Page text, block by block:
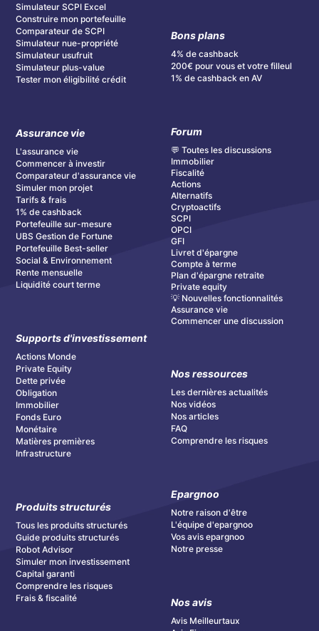
Simulateur SCPI Excel
Construire mon portefeuille
Comparateur de SCPI
Simulateur nue-propriété
Simulateur usufruit
Simulateur plus-value
Tester mon éligibilité crédit
Assurance vie
L'assurance vie
Commencer à investir
Comparateur d'assurance vie
Simuler mon projet
Tarifs & frais
1% de cashback
Portefeuille sur-mesure
UBS Gestion de Fortune
Portefeuille Best-seller
Social & Environnement
Rente mensuelle
Liquidité court terme
Supports d'investissement
Actions Monde
Private Equity
Dette privée
Obligation
Immobilier
Fonds Euro
Monétaire
Matières premières
Infrastructure
Produits structurés
Tous les produits structurés
Guide produits structurés
Robot Advisor
Simuler mon investissement
Capital garanti
Comprendre les risques
Frais & fiscalité
Bons plans
4% de cashback
200€ pour vous et votre filleul
1% de cashback en AV
Forum
💬 Toutes les discussions
Immobilier
Fiscalité
Actions
Alternatifs
Cryptoactifs
SCPI
OPCI
GFI
Livret d'épargne
Compte à terme
Plan d'épargne retraite
Private equity
💡 Nouvelles fonctionnalités
Assurance vie
Commencer une discussion
Nos ressources
Les dernières actualités
Nos vidéos
Nos articles
FAQ
Comprendre les risques
Epargnoo
Notre raison d'être
L'équipe d'epargnoo
Vos avis epargnoo
Notre presse
Nos avis
Avis Meilleurtaux